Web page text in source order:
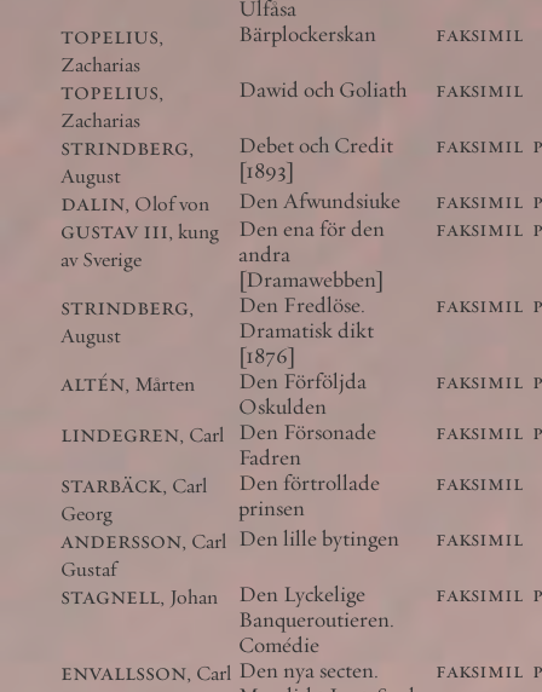
Ulfåsa
topelius,
Zacharias
Bärplockerskan faksimil
topelius,
Zacharias
Dawid och Goliath faksimil
strindberg,
August
Debet och Credit
[1893]
faksimil
dalin, Olof von Den Afwundsiuke faksimil
gustav iii, kung
av Sverige
Den ena för den
andra
[Dramawebben]
faksimil
strindberg,
August
Den Fredlöse.
Dramatisk dikt
[1876]
faksimil
altén, Mårten
Den Förföljda
Oskulden
faksimil
lindegren, Carl
Den Försonade
Fadren
faksimil
starbäck, Carl
Georg
Den förtrollade
prinsen
faksimil
andersson, Carl
Gustaf
Den lille bytingen faksimil
stagnell, Johan
Den Lyckelige
Banqueroutieren.
Comédie
faksimil
envallsson, Carl Den nya secten.
faksimil